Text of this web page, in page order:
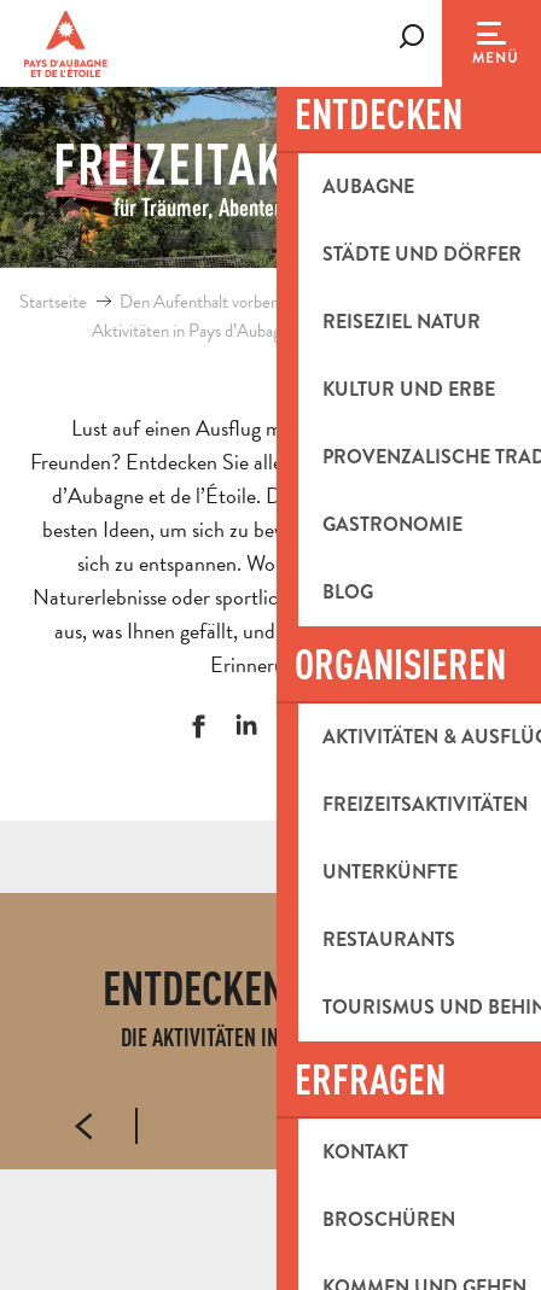
contenu
principal
MENÜ
ENTDECKEN
AUBAGNE
STÄDTE UND DÖRFER
REISEZIEL NATUR
KULTUR UND ERBE
PROVENZALISCHE
GASTRONOMIE
BLOG
ORGANISIEREN
AKTIVITÄTEN &
FREIZEITSAKTIVITÄTEN
UNTERKÜNFTE
RESTAURANTS
TOURISMUS UND
ERFRAGEN
KONTAKT
BROSCHÜREN
FREIZEITAKTIVITÄTEN
für Träumer, Abenteurer und Entdecker
Startseite Den Aufenthalt vorbereiten
Aktivitäten in Pays d’Aubagne et de l’Etoile
Freizeit
Lust auf einen Ausflug mit der Familie oder mit
Freunden? Entdecken Sie alle Freizeitaktivitäten im Pays
d’Aubagne et de l’Étoile. Diese Auswahl umfasst die
besten Ideen, um sich zu bewegen, Spaß zu haben und
sich zu entspannen. Workshops, Animationen,
Naturerlebnisse oder sportliche Aktivitäten – wählen Sie
aus, was Ihnen gefällt, und teilen Sie Ihre schönsten
Erinnerungen!
ENTDECKEN SIE AUCH
DIE AKTIVITÄTEN IN PAYS D'AUBAGNE
SPORTLICHE AKTIVITÄTEN